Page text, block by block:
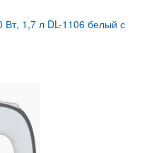
Вт, 1,7 л DL-1106 белый с